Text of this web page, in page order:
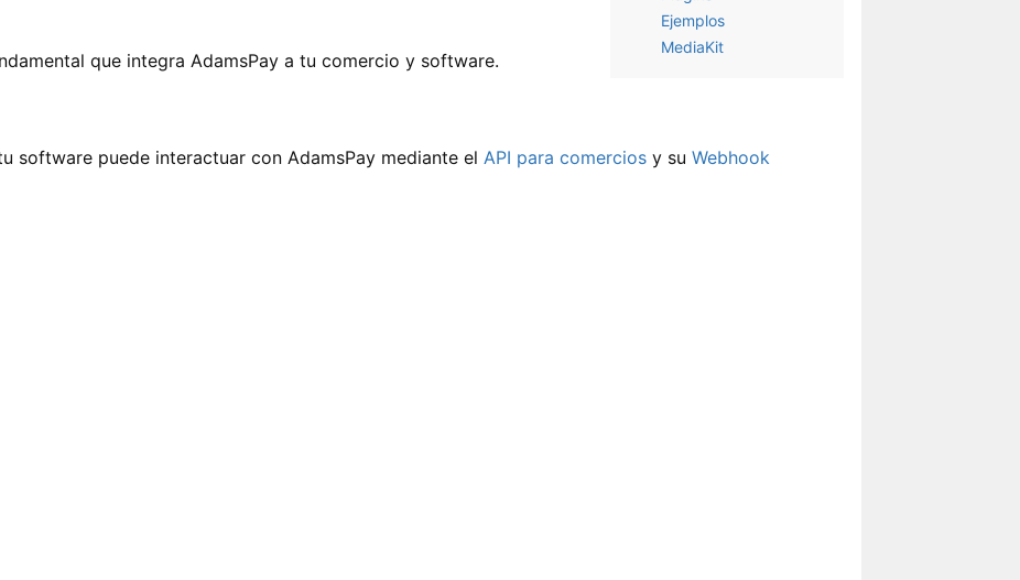
Ejemplos
MediaKit
que integra AdamsPay a tu comercio y software.
software puede interactuar con AdamsPay mediante el API para comercios y su Webhook